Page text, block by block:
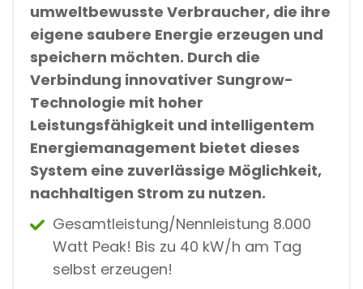
umweltbewusste Verbraucher, die ihre
eigene saubere Energie erzeugen und
speichern möchten. Durch die
Verbindung innovativer Sungrow-
Technologie mit hoher
Leistungsfähigkeit und intelligentem
Energiemanagement bietet dieses
System eine zuverlässige Möglichkeit,
nachhaltigen Strom zu nutzen.
Gesamtleistung/Nennleistung 8.000
Watt Peak! Bis zu 40 kW/h am Tag
selbst erzeugen!